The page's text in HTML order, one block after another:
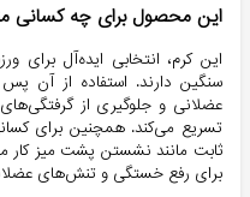
این محصول برای چه
این کرم، انتخابی ایده‌آل برای
سنگین دارند. استفاده از آن
عضلانی و جلوگیری از
تسریع می‌کند. همچنین برای
ثابت مانند نشستن پشت میز کار
برای رفع خستگی و تنش‌های